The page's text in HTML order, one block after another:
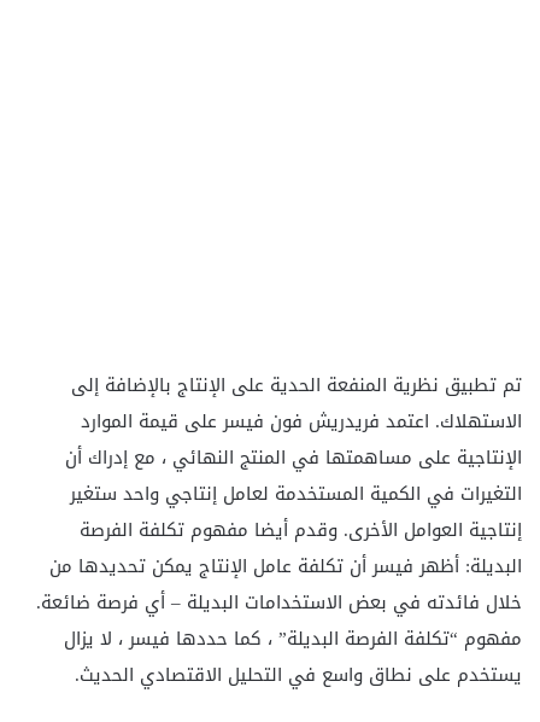
تم تطبيق نظرية المنفعة الحدية على الإنتاج بالإضافة إلى
الاستهلاك. اعتمد فريدريش فون فيسر على قيمة الموارد
الإنتاجية على مساهمتها في المنتج النهائي ، مع إدراك أن
التغيرات في الكمية المستخدمة لعامل إنتاجي واحد ستغير
إنتاجية العوامل الأخرى. وقدم أيضا مفهوم تكلفة الفرصة
البديلة: أظهر فيسر أن تكلفة عامل الإنتاج يمكن تحديدها من
خلال فائدته في بعض الاستخدامات البديلة – أي فرصة ضائعة.
مفهوم “تكلفة الفرصة البديلة” ، كما حددها فيسر ، لا يزال
يستخدم على نطاق واسع في التحليل الاقتصادي الحديث.